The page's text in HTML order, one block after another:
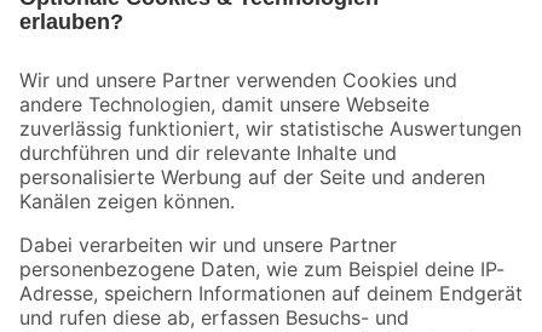
Der toom Newsletter: Keine Angebote und Aktionen mehr verpassen!
Zur Newsletter Anmeldung
Folge uns
Zahlungsarten Versandarten